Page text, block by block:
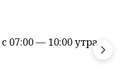
07:00 — 10:00 утра.